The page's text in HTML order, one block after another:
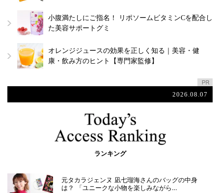
小腹満たしにご指名！ リポソームビタミンCを配合し
た美容サポートグミ
オレンジジュースの効果を正しく知る｜美容・健
康・飲み方のヒント【専門家監修】
2026.08.07
ランキング
元タカラジェンヌ 凪七瑠海さんのバッグの中身
は？ 「ユニークな小物を楽しみながら…